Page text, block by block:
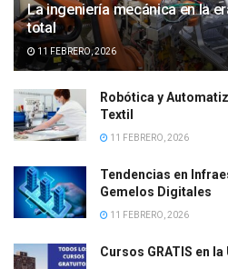
La ingeniería mecánica en la
total
11 FEBRERO, 2026
Robótica y
Textil
11 FEBRERO, 2026
Tendencias en
Gemelos Digitales
11 FEBRERO, 2026
Cursos GRATIS en